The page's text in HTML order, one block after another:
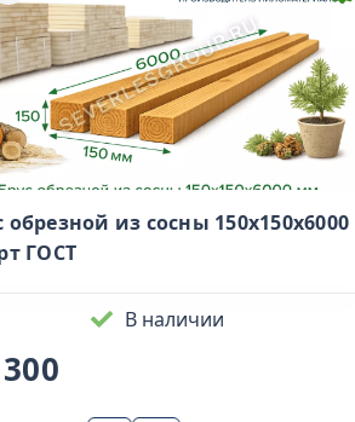
обрезной из сосны 150х150х6000
ГОСТ
В наличии